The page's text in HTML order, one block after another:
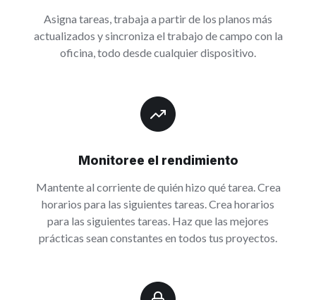
Asigna tareas, trabaja a partir de los planos más
actualizados y sincroniza el trabajo de campo con la
oficina, todo desde cualquier dispositivo.
Monitoree el rendimiento
Mantente al corriente de quién hizo qué tarea. Crea
horarios para las siguientes tareas. Crea horarios
para las siguientes tareas. Haz que las mejores
prácticas sean constantes en todos tus proyectos.